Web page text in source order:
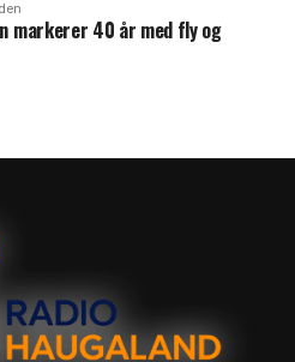
markerer 40 år med fly og